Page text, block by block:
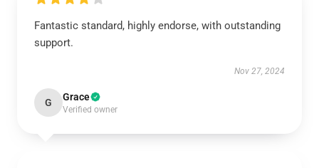
Fantastic standard, highly endorse, with outstanding
support.
Nov 27, 2024
G Grace
Verified owner